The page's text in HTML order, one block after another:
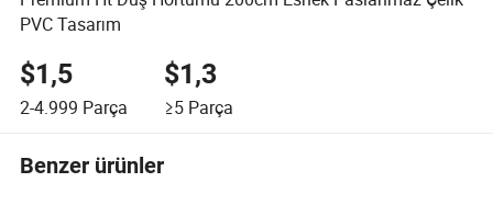
PVC Tasarım
$1,5
2-4.999 Parça
$1,3
≥5Parça
Benzer ürünler